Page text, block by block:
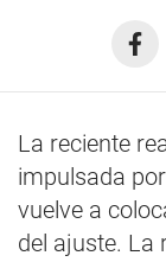
La reciente
impulsada
vuelve a
del ajuste. La